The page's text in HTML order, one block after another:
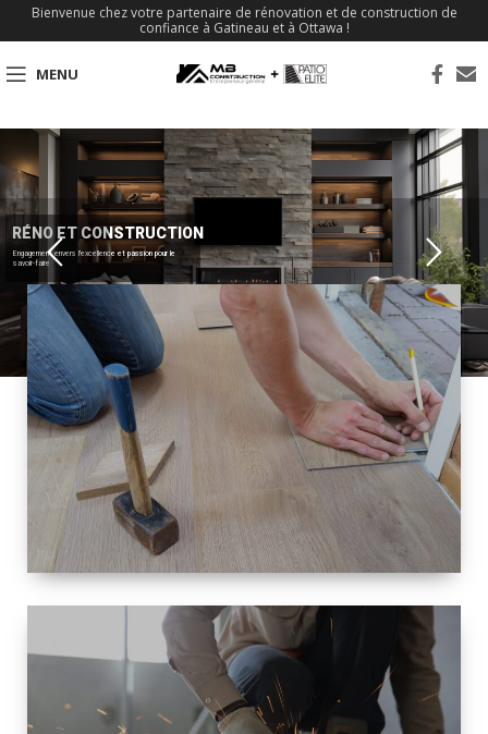
Bienvenue chez votre partenaire de rénovation et de construction de
confiance à Gatineau et à Ottawa !
MENU
Engagement envers l'excellence et passion pour le
savoir-faire
RÉNO ET CONSTRUCTION
TAILLE
PETITE À
GRANDE
RÉNOVATION